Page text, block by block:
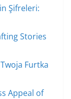
Şifreleri:
Stories
Furtka
Appeal of